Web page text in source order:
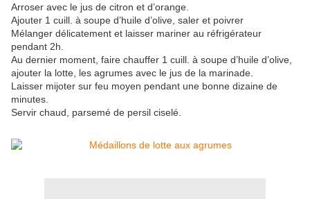
Arroser avec le jus de citron et d’orange.
Ajouter 1 cuill. à soupe d’huile d’olive, saler et poivrer
Mélanger délicatement et laisser mariner au réfrigérateur
pendant 2h.
Au dernier moment, faire chauffer 1 cuill. à soupe d’huile d’olive,
ajouter la lotte, les agrumes avec le jus de la marinade.
Laisser mijoter sur feu moyen pendant une bonne dizaine de
minutes.
Servir chaud, parsemé de persil ciselé.